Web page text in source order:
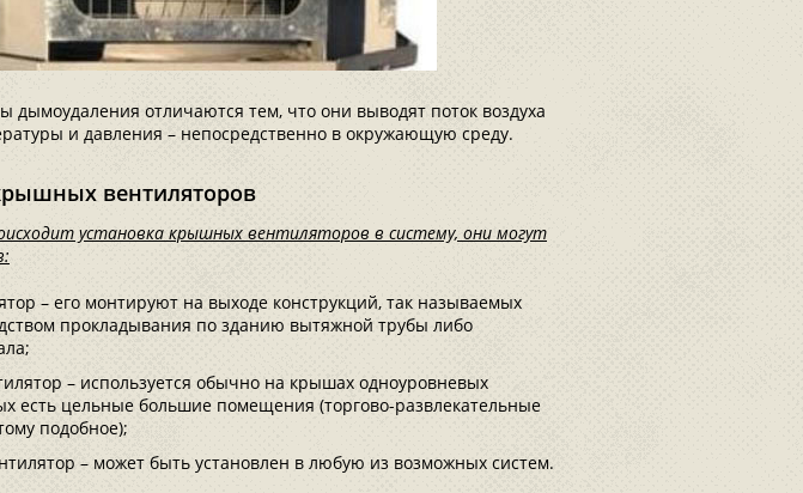
отличаются тем, что они выводят поток воздуха
и давления – непосредственно в окружающую среду.
вентиляторов
установка крышных вентиляторов в систему, они могут
– его монтируют на выходе конструкций, так называемых
прокладывания по зданию вытяжной трубы либо
– используется обычно на крышах одноуровневых
есть цельные большие помещения (торгово-развлекательные
подобное);
– может быть установлен в любую из возможных систем.